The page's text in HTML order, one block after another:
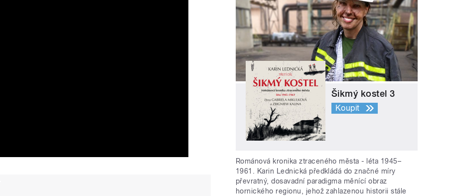
Šikmý kostel 3
Koupit
Románová kronika ztraceného města - léta 1945–
1961. Karin Lednická předkládá do značné míry
převratný, dosavadní paradigma měnící obraz
hornického regionu, jehož zahlazenou historii stále